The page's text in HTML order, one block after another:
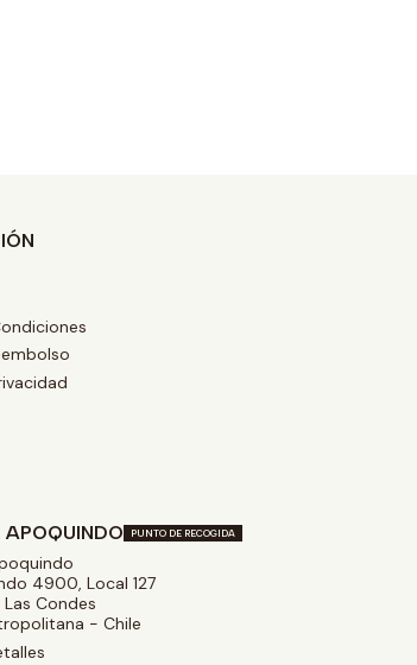
APOQUINDO PUNTO DE RECOGIDA
4900, Local 127
Condes
- Chile